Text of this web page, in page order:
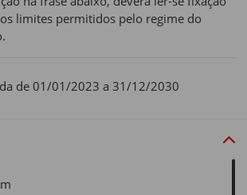
limites permitidos pelo regime do
de 01/01/2023 a 31/12/2030